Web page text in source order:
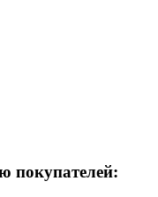
покупателей: